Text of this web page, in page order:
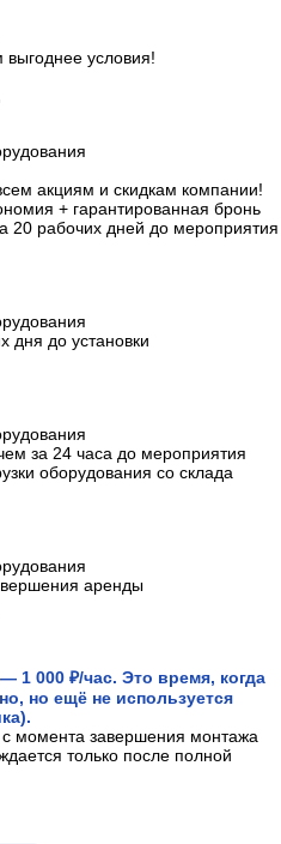
условия!
акциям и скидкам компании!
+ гарантированная бронь
рабочих дней до мероприятия
до установки
за 24 часа до мероприятия
оборудования со склада
аренды
000 ₽/час. Это время, когда
но ещё не используется
момента завершения монтажа
только после полной